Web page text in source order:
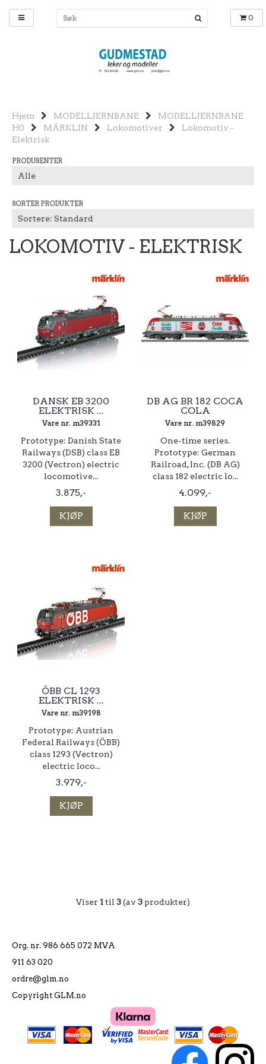
0
Hjem MODELLJERNBANE
MODELLJERNBANE
H0
MÄRKLIN Lokomotiver
Lokomotiv -
Elektrisk
PRODUSENTER
SORTER PRODUKTER
LOKOMOTIV - ELEKTRISK
DANSK EB 3200
ELEKTRISK ...
Vare nr. m39331
Prototype: Danish State
Railways (DSB) class EB
3200 (Vectron) electric
locomotive...
3.875,-
KJØP
DB AG BR 182 COCA
COLA
Vare nr. m39829
One-time series.
Prototype: German
Railroad, Inc. (DB AG)
class 182 electric lo...
4.099,-
KJØP
ÔBB CL 1293
ELEKTRISK ...
Vare nr. m39198
Prototype: Austrian
Federal Railways (ÖBB)
class 1293 (Vectron)
electric loco...
3.979,-
KJØP
Viser 1til 3(av 3 produkter)
Org. nr. 986 665 072 MVA
911 63 020
ordre@glm.no
Copyright GLM.no